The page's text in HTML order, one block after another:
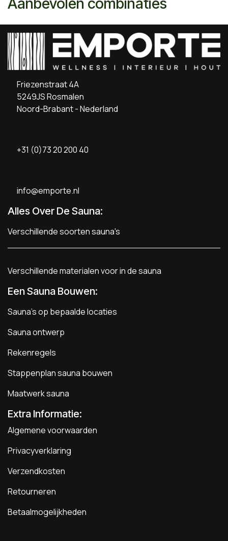
Friezenstraat 4A
5249JS Rosmalen
Noord-Brabant - Nederland
+31 (0)73 20 200 40
info@emporte.nl
Alles Over De Sauna:
Verschillende soorten sauna's
Verschillende materialen voor in de sauna
Een Sauna Bouwen:
Sauna's op bepaalde locaties
Sauna ontwerp
Rekenregels
Stappenplan sauna bouwen
Maatwerk sauna
Extra Informatie:
Algemene voorwaarden
Privacyverklaring
Verzendkosten
Retourneren
Betaalmogelijkheden